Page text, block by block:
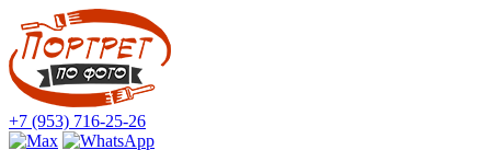
+7 (953) 716-25-26